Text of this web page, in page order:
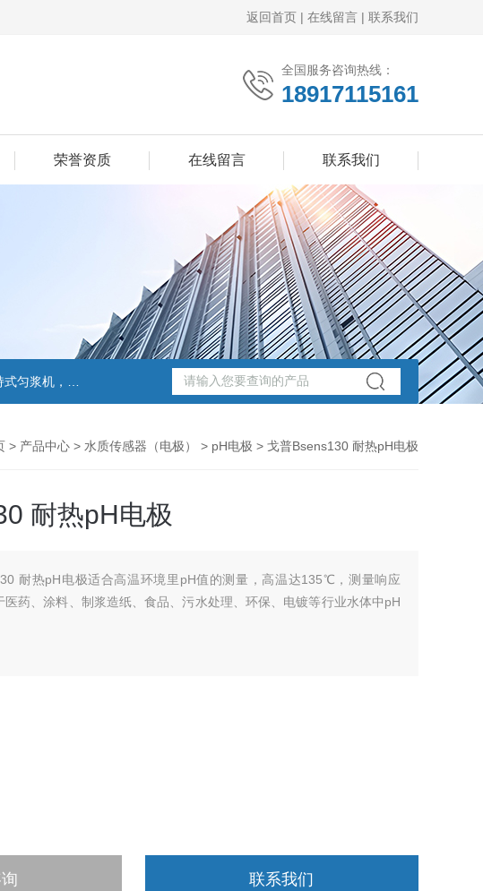
返回首页 | 在线留言 | 联系我们
全国服务咨询热线：
18917115161
荣誉资质 在线留言 联系我们
浆分散机,
> 产品中心 > 水质传感器（电极） > pH电极 > 戈普Bsens130 耐热pH电极
耐热pH电极
耐热pH电极适合高温环境里pH值的测量，高温达135℃，测量响应
药、涂料、制浆造纸、食品、污水处理、环保、电镀等行业水体中pH
联系我们